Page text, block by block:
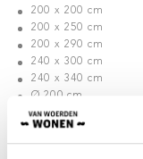
200 x 200 cm
200 x 250 cm
200 x 290 cm
240 x 300 cm
240 x 340 cm
Ø 200 cm
Ø 240 cm